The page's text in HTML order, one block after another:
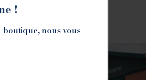
!
nous vous